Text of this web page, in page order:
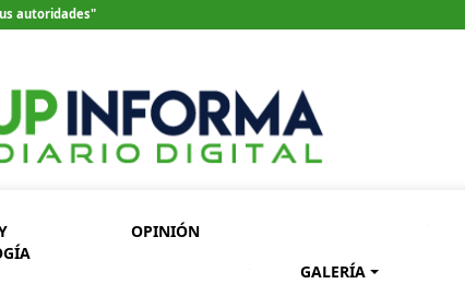
autoridades"
OPINIÓN
GALERÍA